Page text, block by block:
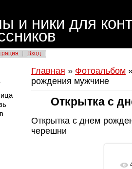
и ники для
Вход
Главная » Фотоальбом
рождения мужчине
Открытка с
Открытка с днем
черешни